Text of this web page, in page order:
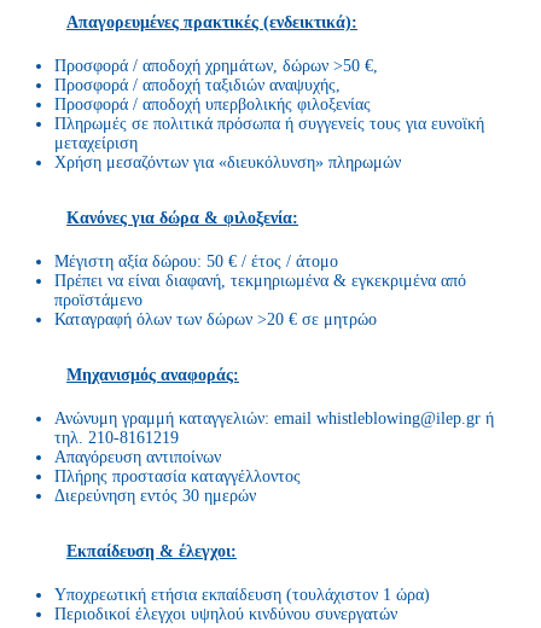
Απαγορευμένες πρακτικές (ενδεικτικά):
Προσφορά / αποδοχή χρημάτων, δώρων >50 €,
Προσφορά / αποδοχή ταξιδιών αναψυχής,
Προσφορά / αποδοχή υπερβολικής φιλοξενίας
Πληρωμές σε πολιτικά πρόσωπα ή συγγενείς τους για ευνοϊκή
μεταχείριση
Χρήση μεσαζόντων για «διευκόλυνση» πληρωμών
Κανόνες για δώρα & φιλοξενία:
Μέγιστη αξία δώρου: 50 € / έτος / άτομο
Πρέπει να είναι διαφανή, τεκμηριωμένα & εγκεκριμένα από
προϊστάμενο
Καταγραφή όλων των δώρων >20 € σε μητρώο
Μηχανισμός αναφοράς:
Ανώνυμη γραμμή καταγγελιών: email whistleblowing@ilep.gr ή
τηλ. 210-8161219
Απαγόρευση αντιποίνων
Πλήρης προστασία καταγγέλλοντος
Διερεύνηση εντός 30 ημερών
Εκπαίδευση & έλεγχοι:
Υποχρεωτική ετήσια εκπαίδευση (τουλάχιστον 1 ώρα)
Περιοδικοί έλεγχοι υψηλού κινδύνου συνεργατών